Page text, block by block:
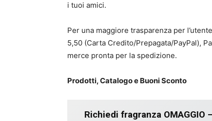
i tuoi amici.
Per una maggiore trasparenza per
5,50 (Carta Credito/Prepagata/PayPal),
merce pronta per la spedizione.
Prodotti, Catalogo e Buoni Sconto
Richiedi fragranza OMAGGIO